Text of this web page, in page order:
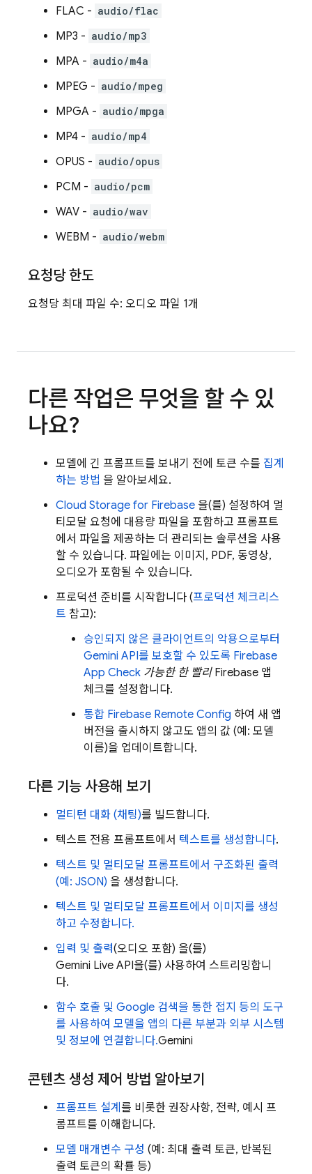
FLAC - audio/flac
MP3 - audio/mp3
MPA - audio/m4a
MPEG - audio/mpeg
MPGA - audio/mpga
MP4 - audio/mp4
OPUS - audio/opus
PCM - audio/pcm
WAV - audio/wav
WEBM - audio/webm
요청당 한도
요청당 최대 파일 수: 오디오 파일 1개
다른 작업은 무엇을 할 수 있
나요?
모델에 긴 프롬프트를 보내기 전에 토큰 수를 집계
하는 방법 을 알아보세요.
Cloud Storage for Firebase 을(를) 설정하여 멀
티모달 요청에 대용량 파일을 포함하고 프롬프트
에서 파일을 제공하는 더 관리되는 솔루션을 사용
할 수 있습니다. 파일에는 이미지, PDF, 동영상,
오디오가 포함될 수 있습니다.
프로덕션 준비를 시작합니다 (프로덕션 체크리스
트 참고):
승인되지 않은 클라이언트의 악용으로부터
Gemini API를 보호할 수 있도록 Firebase
App Check 가능한 한 빨리Firebase 앱
체크를 설정합니다.
통합 Firebase Remote Config 하여 새 앱
버전을 출시하지 않고도 앱의 값 (예: 모델
이름)을 업데이트합니다.
다른 기능 사용해 보기
멀티턴 대화 (채팅)를 빌드합니다.
텍스트 전용 프롬프트에서 텍스트를 생성합니다.
텍스트 및 멀티모달 프롬프트에서 구조화된 출력
(예: JSON) 을 생성합니다.
텍스트 및 멀티모달 프롬프트에서 이미지를 생성
하고 수정합니다.
입력 및 출력(오디오 포함) 을(를)
Gemini Live API을(를) 사용하여 스트리밍합니
다.
함수 호출 및 Google 검색을 통한 접지 등의 도구
를 사용하여 모델을 앱의 다른 부분과 외부 시스템
및 정보에 연결합니다.Gemini
콘텐츠 생성 제어 방법 알아보기
프롬프트 설계 를 비롯한 권장사항, 전략, 예시 프
롬프트를 이해합니다.
모델 매개변수 구성 (예: 최대 출력 토큰, 반복된
출력 토큰의 확률 등)